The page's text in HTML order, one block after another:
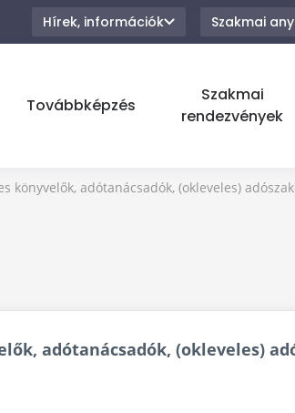
Hírek, információk Szakmai
Továbbképzés
Szakmai
rendezvények
könyvelők, adótanácsadók, (okleveles)
adótanácsadók, (okleveles)